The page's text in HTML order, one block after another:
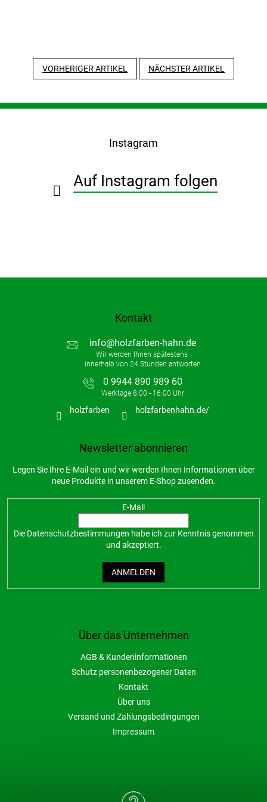
VORHERIGER ARTIKEL NÄCHSTER ARTIKEL
F
Über das Unternehmen
AGB & Kundeninformationen
Schutz personenbezogener Daten
Kontakt
Über uns
Versand und Zahlungsbedingungen
Impressum
Instagram
Auf Instagram folgen
Kontakt
info@holzfarben-hahn.de
0 9944 890 989 60
holzfarben holzfarbenhahn.de/
Newsletter abonnieren
Legen Sie Ihre E-Mail ein und wir werden Ihnen Informationen über
neue Produkte in unserem E-Shop zusenden.
E-Mail
Die Datenschutzbestimmungen habe ich zur Kenntnis genommen
und akzeptiert.
ANMELDEN